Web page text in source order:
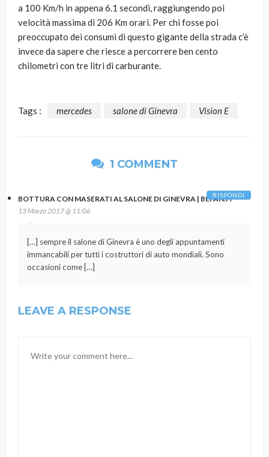
a 100 Km/h in appena 6.1 secondi, raggiungendo poi
velocità massima di 206 Km orari. Per chi fosse poi
preoccupato dei consumi di questo gigante della strada c’è
invece da sapere che riesce a percorrere ben cento
chilometri con tre litri di carburante.
Tags : mercedes salone di Ginevra Vision E
1 COMMENT
BOTTURA CON MASERATI AL SALONE DI GINEVRA | BEFAN.IT
13 Marzo 2017 @ 11:06
[…] sempre il salone di Ginevra è uno degli appuntamenti
immancabili per tutti i costruttori di auto mondiali. Sono
occasioni come […]
RISPONDI
LEAVE A RESPONSE